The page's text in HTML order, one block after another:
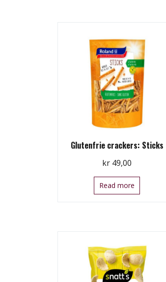
Glutenfrie crackers: Sticks
kr 49,00
Read more